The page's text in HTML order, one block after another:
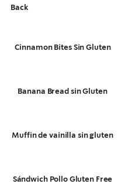
Back
Cinnamon Bites Sin Gluten
Banana Bread sin Gluten
Muffin de vainilla sin gluten
Sándwich Pollo Gluten Free